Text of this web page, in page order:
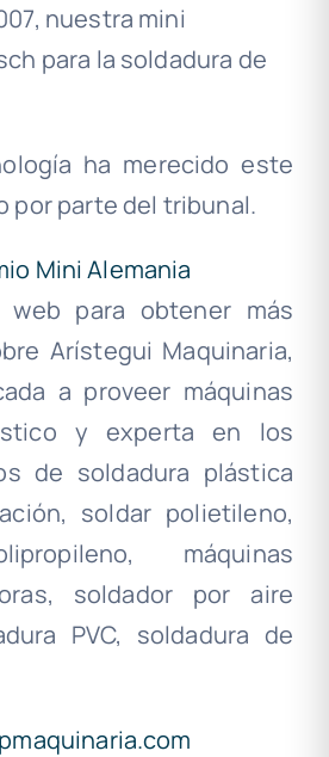
nuestra mini
para la soldadura de
ha merecido este
por parte del tribunal.
web para obtener más
Arístegui Maquinaria,
a proveer máquinas
y experta en los
de soldadura plástica
soldar polietileno,
máquinas
soldador por aire
PVC, soldadura de